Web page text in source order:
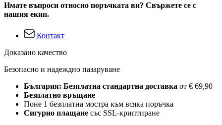
Имате въпроси относно поръчката ви? Свържете се с
нашия екип.
Контакт
Доказано качество
Безопасно и надеждно пазаруване
България: Безплатна стандартна доставка от € 69,90
Безплатно връщане
Поне 1 безплатна мостра към всяка поръчка
Сигурно плащане със SSL-криптиране